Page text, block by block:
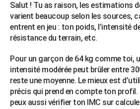
Salut ! Tu as raison, les estimations
varient beaucoup selon les sources,
entrent en jeu : ton poids, l’intensité
résistance du terrain, etc.
Pour un garçon de 64 kg comme toi,
intensité modérée peut brûler entre
reste une moyenne. Le mieux est
précis qui prend en compte ton profil.
peux aussi vérifier ton IMC sur